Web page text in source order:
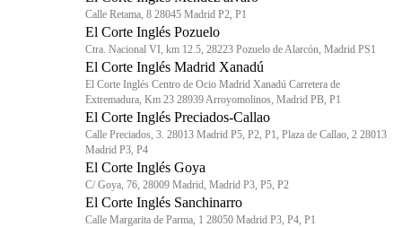
Calle Retama, 8 28045 Madrid P2, P1
El Corte Inglés Pozuelo
Ctra. Nacional VI, km 12.5, 28223 Pozuelo de Alarcón, Madrid PS1
El Corte Inglés Madrid Xanadú
El Corte Inglés Centro de Ocio Madrid Xanadú Carretera de
Extremadura, Km 23 28939 Arroyomolinos, Madrid PB, P1
El Corte Inglés Preciados-Callao
Calle Preciados, 3. 28013 Madrid P5, P2, P1, Plaza de Callao, 2 28013
Madrid P3, P4
El Corte Inglés Goya
C/ Goya, 76, 28009 Madrid, Madrid P3, P5, P2
El Corte Inglés Sanchinarro
Calle Margarita de Parma, 1 28050 Madrid P3, P4, P1